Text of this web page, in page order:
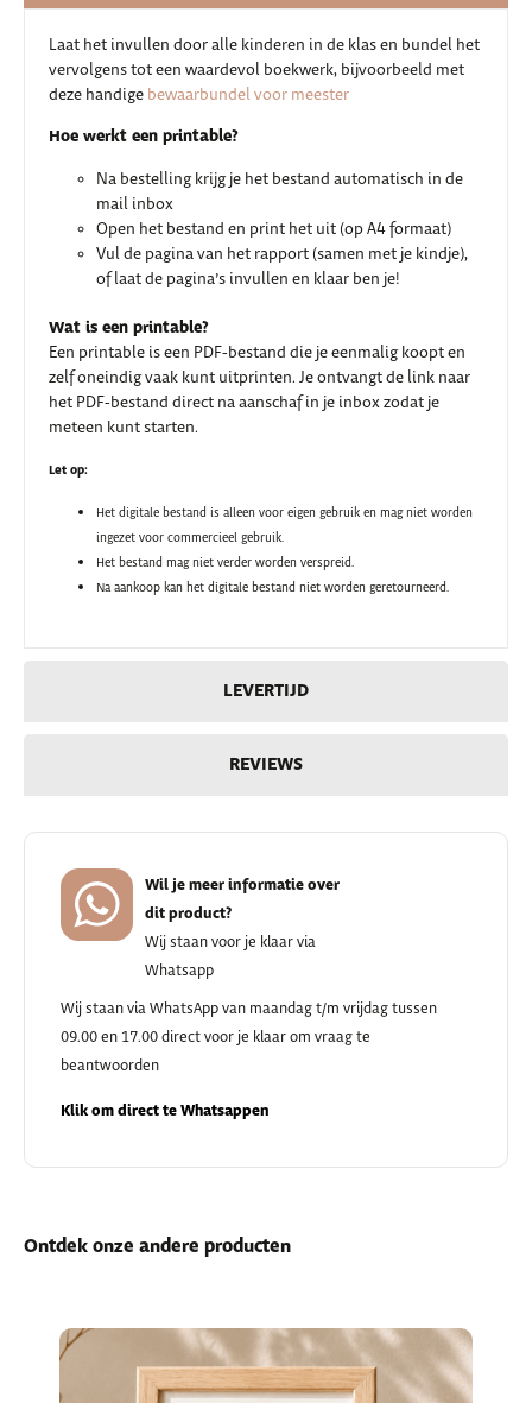
LEVERTIJD
REVIEWS
Laat het invullen door alle kinderen in de klas en bundel het
vervolgens tot een waardevol boekwerk, bijvoorbeeld met
deze handige bewaarbundel voor meester
Hoe werkt een printable?
Na bestelling krijg je het bestand automatisch in de
mail inbox
Open het bestand en print het uit (op A4 formaat)
Vul de pagina van het rapport (samen met je kindje),
of laat de pagina’s invullen en klaar ben je!
Wat is een printable?
Een printable is een PDF-bestand die je eenmalig koopt en
zelf oneindig vaak kunt uitprinten. Je ontvangt de link naar
het PDF-bestand direct na aanschaf in je inbox zodat je
meteen kunt starten.
Let op:
Het digitale bestand is alleen voor eigen gebruik en mag niet worden
ingezet voor commercieel gebruik.
Het bestand mag niet verder worden verspreid.
Na aankoop kan het digitale bestand niet worden geretourneerd.
Wil je meer informatie over
dit product?
Wij staan voor je klaar via
Whatsapp
Wij staan via WhatsApp van maandag t/m vrijdag tussen
09.00 en 17.00 direct voor je klaar om vraag te
beantwoorden
Klik om direct te Whatsappen
Ontdek onze andere producten